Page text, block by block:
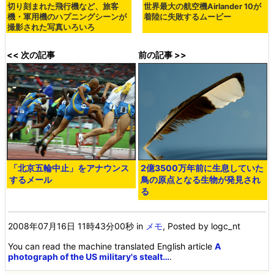
切り刻まれた飛行機など、旅客
機・軍用機のハプニングシーンが
撮影された写真いろいろ
世界最大の航空機Airlander 10が
着陸に失敗するムービー
<< 次の記事
「北京五輪中止」をアナウンス
するメール
前の記事 >>
2億3500万年前に生息していた
鳥の原点となる生物が発見され
る
2008年07月16日 11時43分00秒 in メモ, Posted by logc_nt
You can read the machine translated English articleA
photograph of the US military's stealt….